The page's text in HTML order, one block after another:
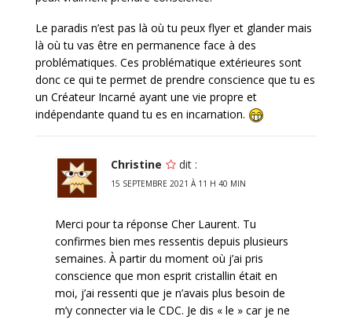
Le paradis n’est pas là où tu peux flyer et glander mais
là où tu vas être en permanence face à des
problématiques. Ces problématique extérieures sont
donc ce qui te permet de prendre conscience que tu es
un Créateur Incarné ayant une vie propre et
indépendante quand tu es en incarnation.
Christine dit :
15 SEPTEMBRE 2021 À 11 H 40 MIN
Merci pour ta réponse Cher Laurent. Tu
confirmes bien mes ressentis depuis plusieurs
semaines. À partir du moment où j’ai pris
conscience que mon esprit cristallin était en
moi, j’ai ressenti que je n’avais plus besoin de
m’y connecter via le CDC. Je dis « le » car je ne